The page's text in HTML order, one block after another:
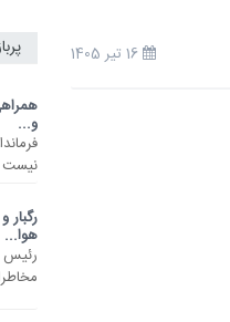
و...
نیست
هوا...